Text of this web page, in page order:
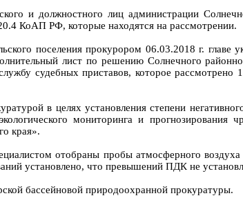
и должностного лиц администрации
КоАП РФ, которые находятся на рассмотрении.
поселения прокурором 06.03.2018 г. главе
лист по решению Солнечного
судебных приставов, которое
в целях установления степени
мониторинга и
края».
отобраны пробы атмосферного
установлено, что превышений ПДК не
бассейновой природоохранной прокуратуры.